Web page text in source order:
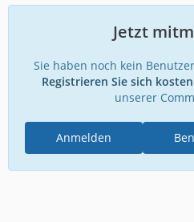
Jetzt
Sie haben noch kein
Registrieren Sie sich
unserer
Anmelden